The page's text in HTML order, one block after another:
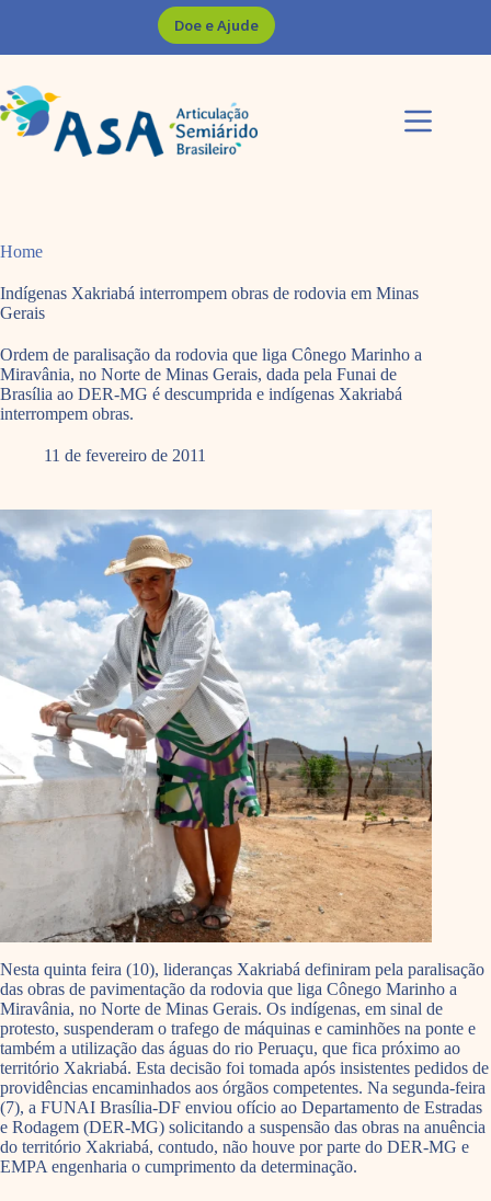
Doe e Ajude
Home
Indígenas Xakriabá interrompem obras de rodovia em Minas
Gerais
Ordem de paralisação da rodovia que liga Cônego Marinho a
Miravânia, no Norte de Minas Gerais, dada pela Funai de
Brasília ao DER-MG é descumprida e indígenas Xakriabá
interrompem obras.
11 de fevereiro de 2011
Nesta quinta feira (10), lideranças Xakriabá definiram pela paralisação
das obras de pavimentação da rodovia que liga Cônego Marinho a
Miravânia, no Norte de Minas Gerais. Os indígenas, em sinal de
protesto, suspenderam o trafego de máquinas e caminhões na ponte e
também a utilização das águas do rio Peruaçu, que fica próximo ao
território Xakriabá. Esta decisão foi tomada após insistentes pedidos de
providências encaminhados aos órgãos competentes. Na segunda-feira
(7), a FUNAI Brasília-DF enviou ofício ao Departamento de Estradas
e Rodagem (DER-MG) solicitando a suspensão das obras na anuência
do território Xakriabá, contudo, não houve por parte do DER-MG e
EMPA engenharia o cumprimento da determinação.